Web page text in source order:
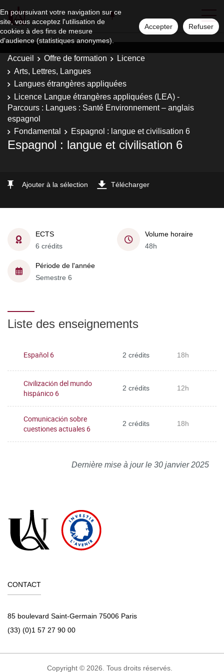
En poursuivant votre navigation sur ce
site, vous acceptez l'utilisation de
cookies à des fins de mesure
d'audience (statistiques anonymes).
Accepter Refuser
Accueil Offre de formation
Licence
Arts, Lettres, Langues
Langues étrangères appliquées
Licence Langue étrangères appliquées (LEA) -
Parcours : Langues : Santé Environnement – anglais
espagnol
Fondamental
Espagnol : langue et civilisation 6
Espagnol : langue et civilisation 6
Ajouter à la sélection Télécharger
ECTS
6 crédits
Volume horaire
48h
Période de l'année
Semestre 6
Liste des enseignements
Español 6 2 crédits 18h
Civilización del mundo
hispánico 6
2 crédits 12h
Comunicación sobre
cuestiones actuales 6
2 crédits 18h
Dernière mise à jour le 30 janvier 2025
CONTACT
85 boulevard Saint-Germain 75006 Paris
(33) (0)1 57 27 90 00
Copyright © 2026. Tous droits réservés.